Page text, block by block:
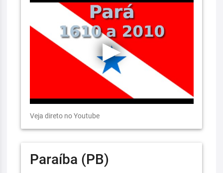
Veja direto no Youtube
Paraíba (PB)